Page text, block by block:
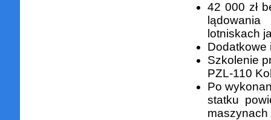
42 000 zł
lotniskach
Dodatkowe
Szkolenie
PZL-110
Po
statku
maszynach